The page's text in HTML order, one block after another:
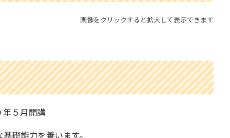
画像をクリックすると拡大して表示できます
５月開講
礎能力を養います。